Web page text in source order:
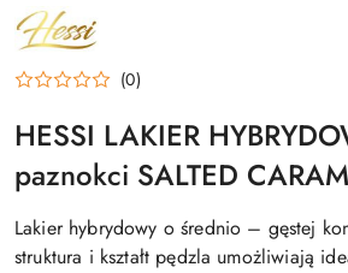
NAZWA
PRODUCENTA:
HESSI
(0)
HESSI LAKIER
paznokci SALTED
Lakier hybrydowy o średnio – gęstej
struktura i kształt pędzla umożliwiają